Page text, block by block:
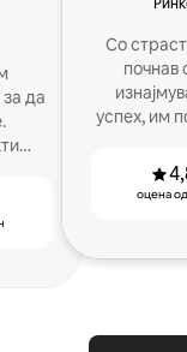
да
Со
почнав
успех, им
оцена